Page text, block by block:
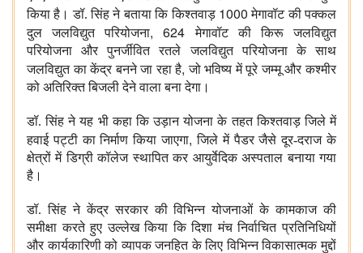
किया है। डॉ. सिंह ने बताया कि किश्तवाड़ 1000मेगावॉट की पक्कल
दुल जलविद्युत परियोजना, 624मेगावॉट की किरू जलविद्युत
परियोजना और पुनर्जीवित रतले जलविद्युत परियोजना के साथ
जलविद्युत का केंद्र बनने जा रहा है,जो भविष्य में पूरे जम्मू और कश्मीर
को अतिरिक्त बिजली देने वाला बना देगा।
डॉ. सिंह ने यह भी कहा कि उड़ान योजना के तहत किश्तवाड़ जिले में
हवाई पट्टी का निर्माण किया जाएगा,जिले में पैडर जैसे दूर-दराज के
क्षेत्रों में डिग्री कॉलेज स्थापित कर आयुर्वेदिक अस्पताल बनाया गया
है।
डॉ. सिंह ने केंद्र सरकार की विभिन्न योजनाओं के कामकाज की
समीक्षा करते हुए उल्लेख किया कि दिशा मंच निर्वाचित प्रतिनिधियों
और कार्यकारिणी को व्यापक जनहित के लिए विभिन्न विकासात्मक मुद्दों